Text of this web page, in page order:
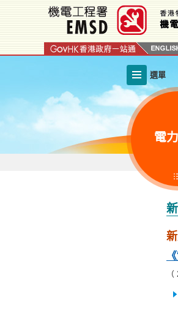
容
選單
電